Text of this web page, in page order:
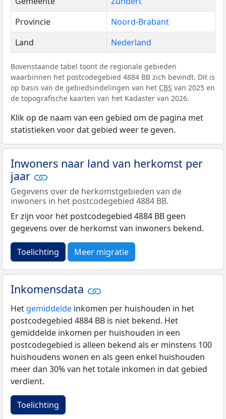
Provincie
Noord-Brabant
Land
Nederland
Bovenstaande tabel toont de regionale gebieden
waarbinnen het postcodegebied 4884 BB zich bevindt. Dit is
op basis van de gebiedsindelingen van het CBS van 2025 en
de topografische kaarten van het Kadaster van 2026.
Klik op de naam van een gebied om de pagina met
statistieken voor dat gebied weer te geven.
Inwoners naar land van herkomst per
jaar
Gegevens over de herkomstgebieden van de
inwoners in het postcodegebied 4884 BB.
Er zijn voor het postcodegebied 4884 BB geen
gegevens over de herkomst van inwoners bekend.
Toelichting Meer migratie
Inkomensdata
Het gemiddelde inkomen per huishouden in het
postcodegebied 4884 BB is niet bekend. Het
gemiddelde inkomen per huishouden in een
postcodegebied is alleen bekend als er minstens 100
huishoudens wonen en als geen enkel huishouden
meer dan 30% van het totale inkomen in dat gebied
verdient.
Toelichting